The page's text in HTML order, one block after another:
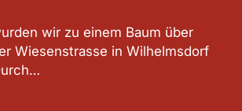
wir zu einem Baum über
Wiesenstrasse in Wilhelmsdorf